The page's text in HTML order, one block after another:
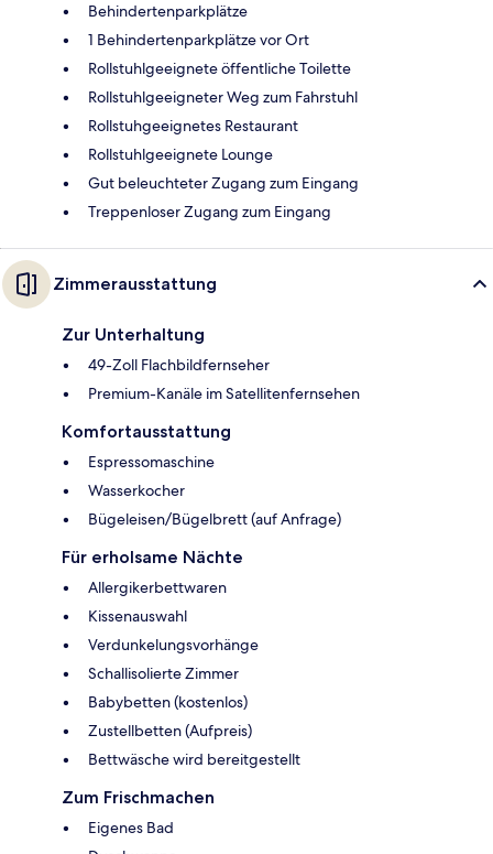
Behindertenparkplätze
1 Behindertenparkplätze vor Ort
Rollstuhlgeeignete öffentliche Toilette
Rollstuhlgeeigneter Weg zum Fahrstuhl
Rollstuhgeeignetes Restaurant
Rollstuhlgeeignete Lounge
Gut beleuchteter Zugang zum Eingang
Treppenloser Zugang zum Eingang
Zimmerausstattung
Zur Unterhaltung
49-Zoll Flachbildfernseher
Premium-Kanäle im Satellitenfernsehen
Komfortausstattung
Espressomaschine
Wasserkocher
Bügeleisen/Bügelbrett (auf Anfrage)
Für erholsame Nächte
Allergikerbettwaren
Kissenauswahl
Verdunkelungsvorhänge
Schallisolierte Zimmer
Babybetten (kostenlos)
Zustellbetten (Aufpreis)
Bettwäsche wird bereitgestellt
Zum Frischmachen
Eigenes Bad